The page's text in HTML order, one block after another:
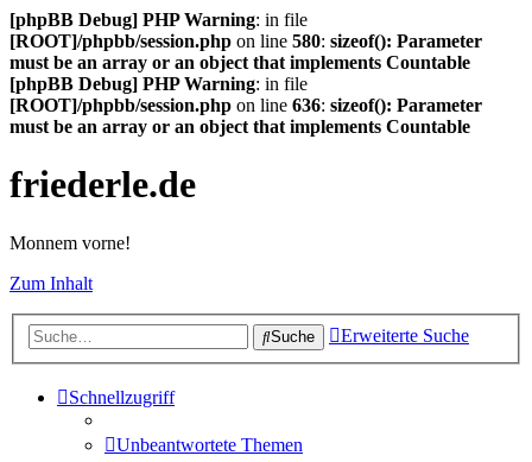
[phpBB Debug] PHP Warning: in file
[ROOT]/phpbb/session.php on line 580: sizeof(): Parameter
must be an array or an object that implements Countable
[phpBB Debug] PHP Warning: in file
[ROOT]/phpbb/session.php on line 636: sizeof(): Parameter
must be an array or an object that implements Countable
friederle.de
Monnem vorne!
Zum Inhalt
Suche Erweiterte Suche
Schnellzugriff
Unbeantwortete Themen